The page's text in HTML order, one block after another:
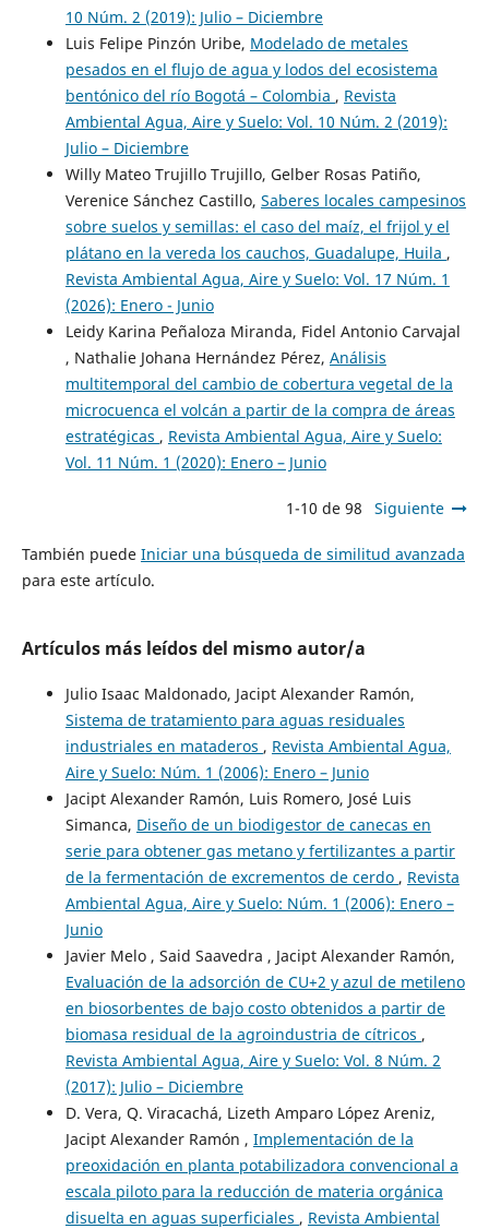
10 Núm. 2 (2019): Julio – Diciembre
Luis Felipe Pinzón Uribe, Modelado de metales
pesados en el flujo de agua y lodos del ecosistema
bentónico del río Bogotá – Colombia , Revista
Ambiental Agua, Aire y Suelo: Vol. 10 Núm. 2 (2019):
Julio – Diciembre
Willy Mateo Trujillo Trujillo, Gelber Rosas Patiño,
Verenice Sánchez Castillo, Saberes locales campesinos
sobre suelos y semillas: el caso del maíz, el frijol y el
plátano en la vereda los cauchos, Guadalupe, Huila ,
Revista Ambiental Agua, Aire y Suelo: Vol. 17 Núm. 1
(2026): Enero - Junio
Leidy Karina Peñaloza Miranda, Fidel Antonio Carvajal
, Nathalie Johana Hernández Pérez, Análisis
multitemporal del cambio de cobertura vegetal de la
microcuenca el volcán a partir de la compra de áreas
estratégicas , Revista Ambiental Agua, Aire y Suelo:
Vol. 11 Núm. 1 (2020): Enero – Junio
1-10 de 98 Siguiente
También puede Iniciar una búsqueda de similitud avanzada
para este artículo.
Artículos más leídos del mismo autor/a
Julio Isaac Maldonado, Jacipt Alexander Ramón,
Sistema de tratamiento para aguas residuales
industriales en mataderos , Revista Ambiental Agua,
Aire y Suelo: Núm. 1 (2006): Enero – Junio
Jacipt Alexander Ramón, Luis Romero, José Luis
Simanca, Diseño de un biodigestor de canecas en
serie para obtener gas metano y fertilizantes a partir
de la fermentación de excrementos de cerdo , Revista
Ambiental Agua, Aire y Suelo: Núm. 1 (2006): Enero –
Junio
Javier Melo , Said Saavedra , Jacipt Alexander Ramón,
Evaluación de la adsorción de CU+2 y azul de metileno
en biosorbentes de bajo costo obtenidos a partir de
biomasa residual de la agroindustria de cítricos ,
Revista Ambiental Agua, Aire y Suelo: Vol. 8 Núm. 2
(2017): Julio – Diciembre
D. Vera, Q. Viracachá, Lizeth Amparo López Areniz,
Jacipt Alexander Ramón , Implementación de la
preoxidación en planta potabilizadora convencional a
escala piloto para la reducción de materia orgánica
disuelta en aguas superficiales , Revista Ambiental